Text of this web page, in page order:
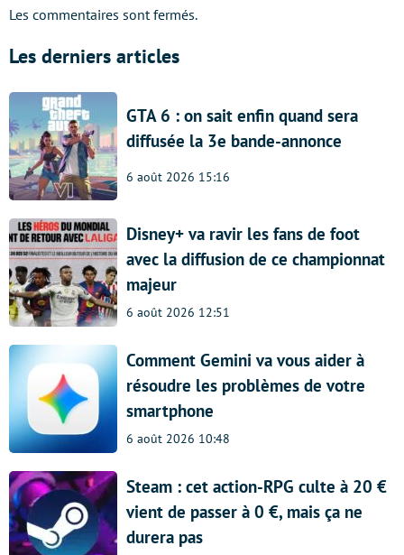
Les commentaires sont fermés.
Les derniers articles
GTA 6 : on sait enfin quand sera
diffusée la 3e bande-annonce
6 août 2026 15:16
Disney+ va ravir les fans de foot
avec la diffusion de ce championnat
majeur
6 août 2026 12:51
Comment Gemini va vous aider à
résoudre les problèmes de votre
smartphone
6 août 2026 10:48
Steam : cet action-RPG culte à 20 €
vient de passer à 0 €, mais ça ne
durera pas